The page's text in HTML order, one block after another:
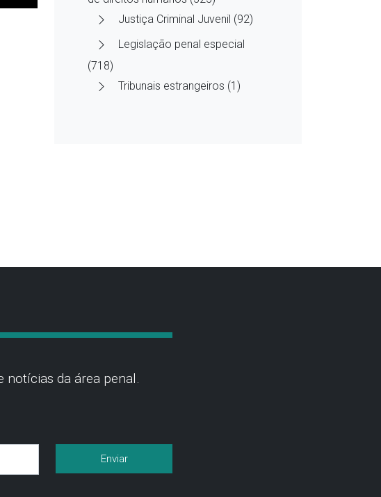
Justiça Criminal Juvenil (92)
Legislação penal especial
(718)
Tribunais estrangeiros (1)
notícias da área penal.